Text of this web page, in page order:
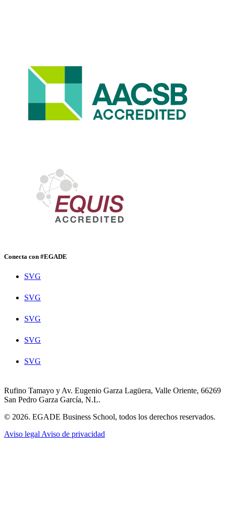
Conecta con #EGADE
SVG
SVG
SVG
SVG
SVG
Rufino Tamayo y Av. Eugenio Garza Lagüera, Valle Oriente, 66269
San Pedro Garza García, N.L.
© 2026. EGADE Business School, todos los derechos reservados.
Aviso legal Aviso de privacidad